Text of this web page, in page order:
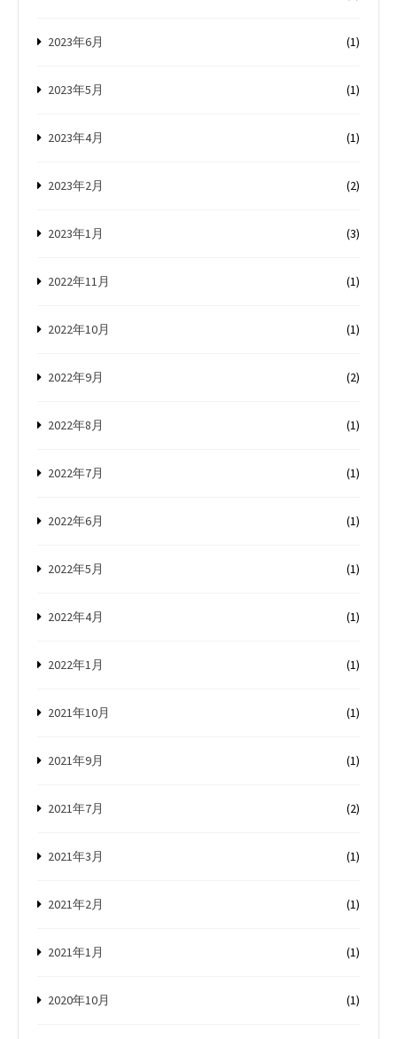
2023年6月 (1)
2023年5月 (1)
2023年4月 (1)
2023年2月 (2)
2023年1月 (3)
2022年11月 (1)
2022年10月 (1)
2022年9月 (2)
2022年8月 (1)
2022年7月 (1)
2022年6月 (1)
2022年5月 (1)
2022年4月 (1)
2022年1月 (1)
2021年10月 (1)
2021年9月 (1)
2021年7月 (2)
2021年3月 (1)
2021年2月 (1)
2021年1月 (1)
2020年10月 (1)